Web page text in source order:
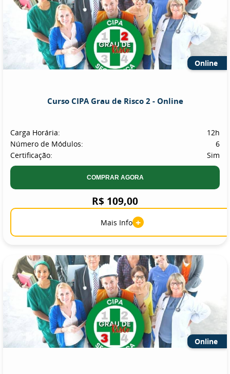
Online
Curso CIPA Grau de Risco 2 - Online
Carga Horária:
12h
Número de Módulos:
6
Certificação:
Sim
COMPRAR AGORA
R$ 109,00
Mais Info +
Online